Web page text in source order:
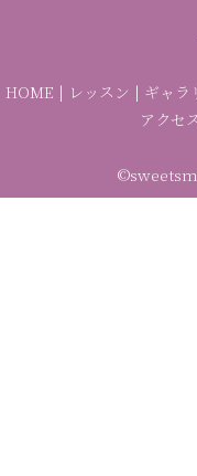
HOME | レッスン | ギャラ
アクセ